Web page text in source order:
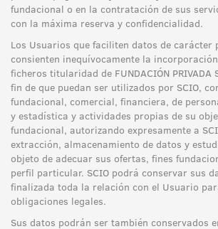
fundacional o en la contratación de sus
con la máxima reserva y confidencialidad.
Los Usuarios que faciliten datos de carácter
consienten inequívocamente la
ficheros titularidad de FUNDACIÓN PRIVADA
fin de que puedan ser utilizados por SCIO,
fundacional, comercial, financiera, de
y estadística y actividades propias de su
fundacional, autorizando expresamente a
extracción, almacenamiento de datos y
objeto de adecuar sus ofertas, fines
perfil particular. SCIO podrá conservar sus
finalizada toda la relación con el Usuario
obligaciones legales.
Sus datos podrán ser también conservados